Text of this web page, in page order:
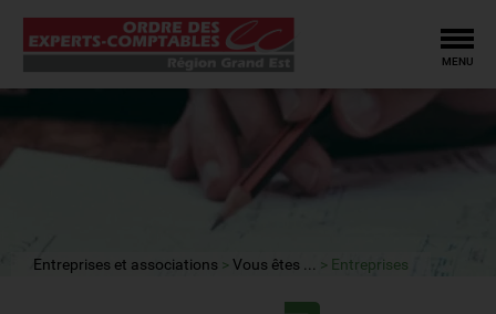
MENU
Entreprises et associations Vous êtes ... Entreprises